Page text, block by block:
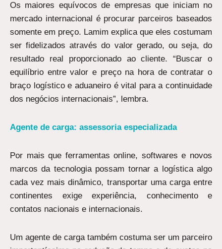
Os maiores equívocos de empresas que iniciam no
mercado internacional é procurar parceiros baseados
somente em preço. Lamim explica que eles costumam
ser fidelizados através do valor gerado, ou seja, do
resultado real proporcionado ao cliente. “Buscar o
equilíbrio entre valor e preço na hora de contratar o
braço logístico e aduaneiro é vital para a continuidade
dos negócios internacionais”, lembra.
Agente de carga: assessoria especializada
Por mais que ferramentas online, softwares e novos
marcos da tecnologia possam tornar a logística algo
cada vez mais dinâmico, transportar uma carga entre
continentes exige experiência, conhecimento e
contatos nacionais e internacionais.
Um agente de carga também costuma ser um parceiro